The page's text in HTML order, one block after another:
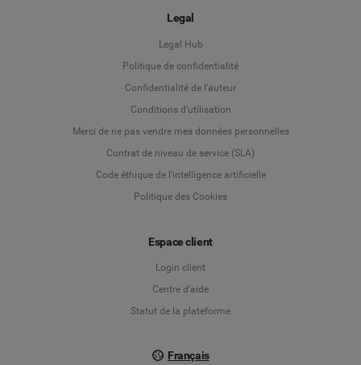
Legal
Legal Hub
Politique de confidentialité
Confidentialité de l’auteur
Conditions d’utilisation
Merci de ne pas vendre mes données personnelles
Contrat de niveau de service (SLA)
Code éthique de l'intelligence artificielle
Politique des Cookies
Espace client
Login client
Centre d’aide
Statut de la plateforme
Français
Language
Deutsch
English